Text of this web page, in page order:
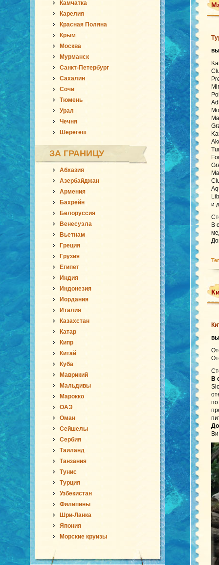
Камчатка
Карелия
Красная Поляна
Крым
Москва
Мурманск
Санкт-Петербург
Сахалин
Сочи
Тюмень
Урал
Чечня
Шерегеш
ЗА ГРАНИЦУ
Абхазия
Азербайджан
Армения
Бахрейн
Белоруссия
Венесуэла
Вьетнам
Греция
Грузия
Египет
Индия
Индонезия
Иордания
Италия
Казахстан
Катар
Кипр
Китай
Куба
Маврикий
Мальдивы
Марокко
ОАЭ
Оман
Сейшелы
Сербия
Таиланд
Танзания
Тунис
Турция
Узбекистан
Филипины
Шри-Ланка
Япония
Морские круизы
и
В
В
по